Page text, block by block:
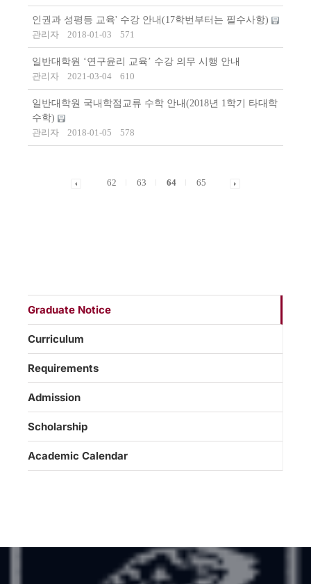
인권과 성평등 교육' 수강 안내(17학번부터는 필수사항)
관리자
2018-01-03 571
일반대학원 ‘연구윤리 교육’ 수강 의무 시행 안내
관리자
2021-03-04 610
일반대학원 국내학점교류 수학 안내(2018년 1학기 타대학
수학)
관리자
2018-01-05 578
62 63 64 65
Graduate Notice
Curriculum
Requirements
Admission
Scholarship
Academic Calendar